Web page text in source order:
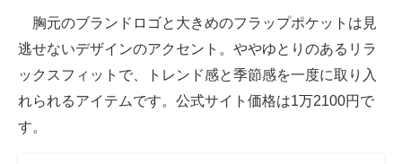
胸元のブランドロゴと大きめのフラップポケットは見
逃せないデザインのアクセント。ややゆとりのあるリラ
ックスフィットで、トレンド感と季節感を一度に取り入
れられるアイテムです。公式サイト価格は1万2100円で
す。